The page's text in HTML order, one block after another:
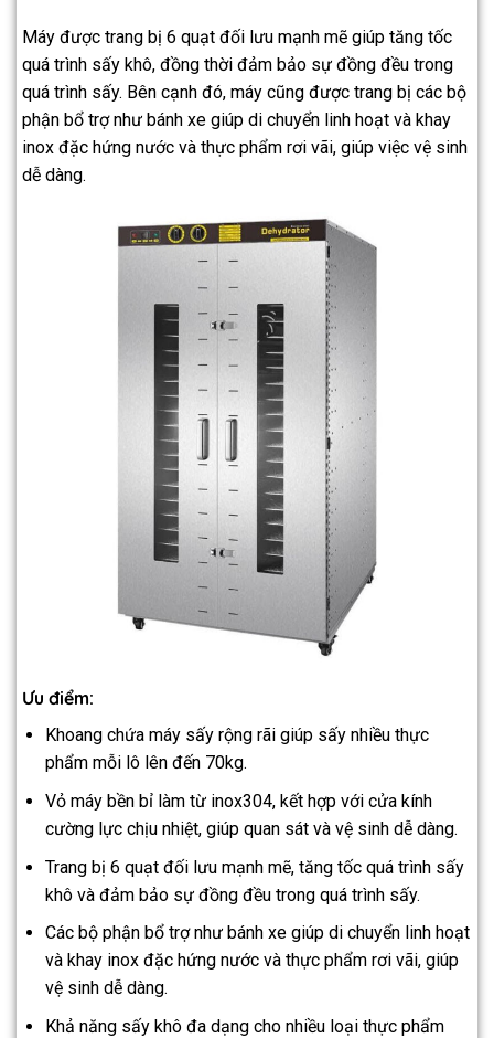
Máy được trang bị 6 quạt đối lưu mạnh mẽ giúp tăng tốc
quá trình sấy khô, đồng thời đảm bảo sự đồng đều trong
quá trình sấy. Bên cạnh đó, máy cũng được trang bị các bộ
phận bổ trợ như bánh xe giúp di chuyển linh hoạt và khay
inox đặc hứng nước và thực phẩm rơi vãi, giúp việc vệ sinh
dễ dàng.
Ưu điểm:
Khoang chứa máy sấy rộng rãi giúp sấy nhiều thực
phẩm mỗi lô lên đến 70kg.
Vỏ máy bền bỉ làm từ inox304, kết hợp với cửa kính
cường lực chịu nhiệt, giúp quan sát và vệ sinh dễ dàng.
Trang bị 6 quạt đối lưu mạnh mẽ, tăng tốc quá trình sấy
khô và đảm bảo sự đồng đều trong quá trình sấy.
Các bộ phận bổ trợ như bánh xe giúp di chuyển linh hoạt
và khay inox đặc hứng nước và thực phẩm rơi vãi, giúp
vệ sinh dễ dàng.
Khả năng sấy khô đa dạng cho nhiều loại thực phẩm